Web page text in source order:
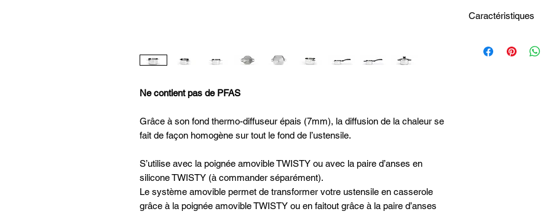
Ne contient pas de PFAS
Grâce à son fond thermo-diffuseur épais (7mm), la diffusion de la chaleur se
fait de façon homogène sur tout le fond de l’ustensile.
S’utilise avec la poignée amovible TWISTY ou avec la paire d’anses en
silicone TWISTY (à commander séparément).
Le système amovible permet de transformer votre ustensile en casserole
grâce à la poignée amovible TWISTY ou en faitout grâce à la paire d’anses
Caractéristiques
Hauteur